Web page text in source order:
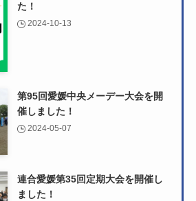
た！
2024-10-13
第95回愛媛中央メーデー大会を開
催しました！
2024-05-07
連合愛媛第35回定期大会を開催し
ました！